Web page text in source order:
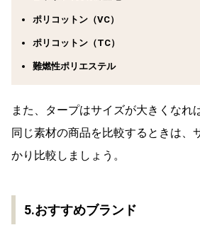
ポリコットン（VC）
ポリコットン（TC）
難燃性ポリエステル
また、タープはサイズが大きくなれ
同じ素材の商品を比較するときは、
かり比較しましょう。
5.おすすめブランド